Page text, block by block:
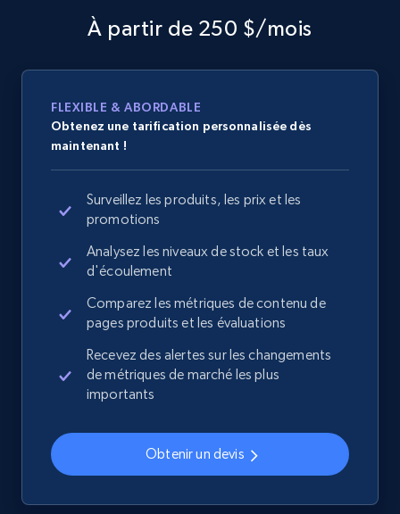
À partir de 250 $/mois
FLEXIBLE & ABORDABLE
Obtenez une tarification personnalisée dès
maintenant !
Surveillez les produits, les prix et les
promotions
Analysez les niveaux de stock et les taux
d'écoulement
Comparez les métriques de contenu de
pages produits et les évaluations
Recevez des alertes sur les changements
de métriques de marché les plus
importants
Obtenir un devis